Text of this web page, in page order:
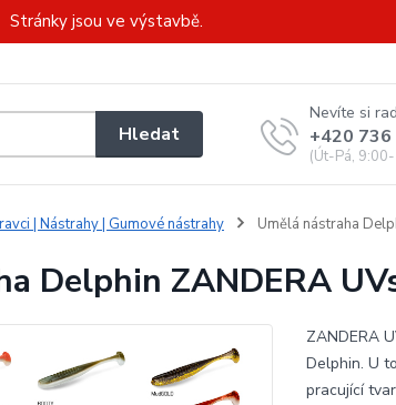
Stránky jsou ve výstavbě.
Hledat
Nevíte si
+420
(Út-Pá,
| Nástrahy | Gumové nástrahy Umělá nástraha
Delphin ZANDERA
ZANDERA
Delphin. U
pracující